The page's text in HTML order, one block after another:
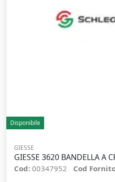
Disponibile
GIESSE
GIESSE 3620 BANDELLA A
Cod: 00347952 Cod